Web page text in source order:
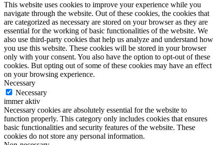
This website uses cookies to improve your experience while you
navigate through the website. Out of these cookies, the cookies that
are categorized as necessary are stored on your browser as they are
essential for the working of basic functionalities of the website. We
also use third-party cookies that help us analyze and understand how
you use this website. These cookies will be stored in your browser
only with your consent. You also have the option to opt-out of these
cookies. But opting out of some of these cookies may have an effect
on your browsing experience.
Necessary
Necessary
immer aktiv
Necessary cookies are absolutely essential for the website to
function properly. This category only includes cookies that ensures
basic functionalities and security features of the website. These
cookies do not store any personal information.